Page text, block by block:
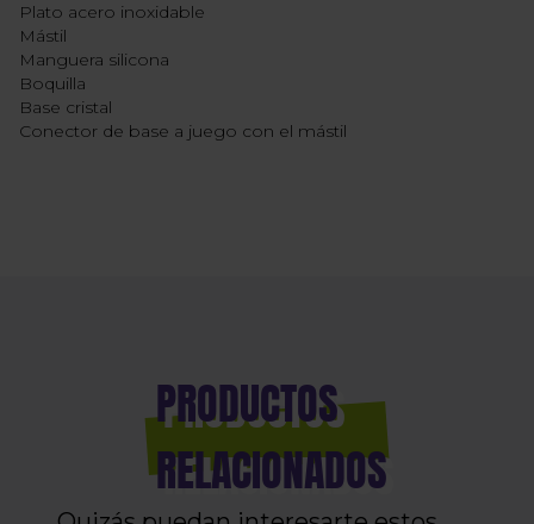
Plato acero inoxidable
Mástil
Manguera silicona
Boquilla
Base cristal
Conector de base a juego con el mástil
PRODUCTOS
RELACIONADOS